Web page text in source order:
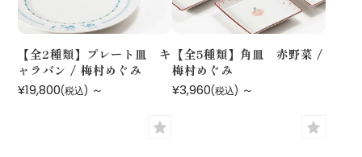
【全2種類】プレート皿 キ
ャラバン / 梅村めぐみ
¥19,800(税込) ～
【全5種類】角皿 赤野菜 /
梅村めぐみ
¥3,960(税込) ～